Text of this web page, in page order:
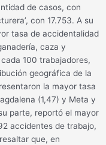
de casos, con
con 17.753. A su
tasa de accidentalidad
caza y
100 trabajadores,
geográfica de la
la mayor tasa
(1,47) y Meta y
parte, reportó el mayor
accidentes de trabajo,
que, en